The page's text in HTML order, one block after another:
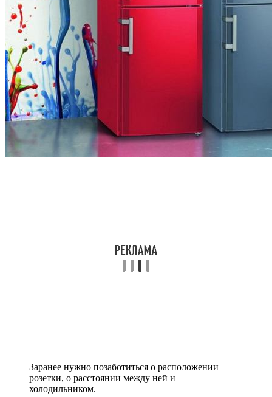
Заранее нужно позаботиться о расположении
розетки, о расстоянии между ней и
холодильником.